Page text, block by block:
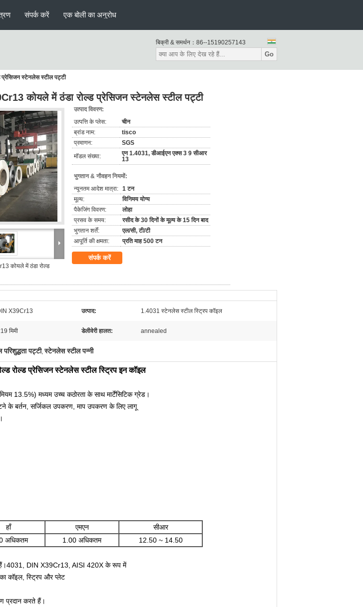
संपर्क करें एक बोली का अनुरोध
बिक्री & समर्थन： 86--15190257143
Go
स्टेनलेस स्टील पट्टी
कोयले में ठंडा रोल्ड प्रेसिजन स्टेनलेस स्टील पट्टी
कोयले में ठंडा रोल्ड
उत्पाद विवरण:
उत्पत्ति के प्लेस:
चीन
ब्रांड नाम:
tisco
प्रमाणन:
SGS
मॉडल संख्या:
एन 1.4031, डीआईएन एक्स 3 9 सीआर
13
भुगतान & नौवहन नियमों:
न्यूनतम आदेश मात्रा: 1 टन
मूल्य:
विनिमय योग्य
पैकेजिंग विवरण:
लोहा
प्रसव के समय:
रसीद के 30 दिनों के मूल्य के 15 दिन बाद
भुगतान शर्तें:
एल/सी, टी/टी
आपूर्ति की क्षमता:
प्रति माह 500 टन
संपर्क करें
X39Cr13 उत्पाद: 1.4031 स्टेनलेस स्टील स्ट्रिप कॉइल
मिमी डेलीवेरी हालत: annealed
पट्टी,स्टेनलेस स्टील पन्नी
रोल्ड प्रेसिजन स्टेनलेस स्टील स्ट्रिप इन कॉइल
13.5%) मध्यम उच्च कठोरता के साथ मार्टेंसिटिक ग्रेड।
के बर्तन, सर्जिकल उपकरण, माप उपकरण के लिए लागू
हाँ एमएन
सीआर
अधिकतम 1.00 अधिकतम 12.50 ~ 14.50
हैं।4031, DIN X39Cr13, AISI 420X के रूप में
कॉइल, स्ट्रिप और प्लेट
प्रदान करते हैं।